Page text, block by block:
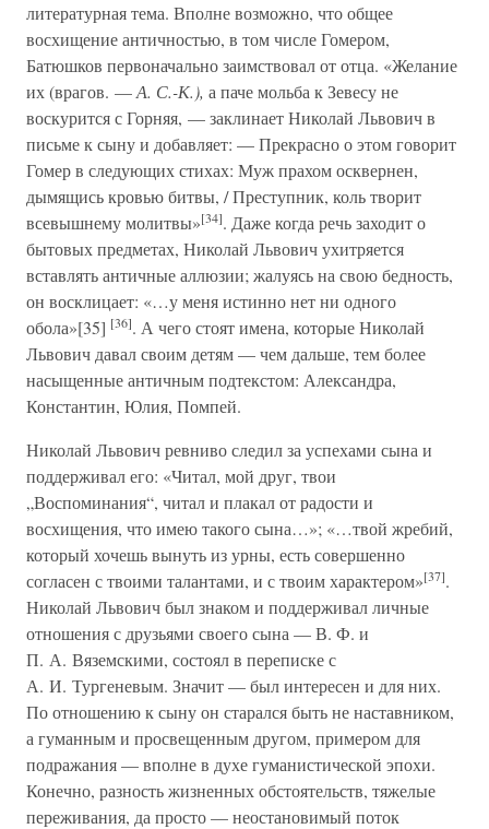
литературная тема. Вполне возможно, что общее
восхищение античностью, в том числе Гомером,
Батюшков первоначально заимствовал от отца. «Желание
их (врагов. —А. С.-К.), а паче мольба к Зевесу не
воскурится с Горняя, — заклинает Николай Львович в
письме к сыну и добавляет: — Прекрасно о этом говорит
Гомер в следующих стихах: Муж прахом осквернен,
дымящись кровью битвы, / Преступник, коль творит
всевышнему молитвы»[34]. Даже когда речь заходит о
бытовых предметах, Николай Львович ухитряется
вставлять античные аллюзии; жалуясь на свою бедность,
он восклицает: «…у меня истинно нет ни одного
обола»[35] [36]. А чего стоят имена, которые Николай
Львович давал своим детям — чем дальше, тем более
насыщенные античным подтекстом: Александра,
Константин, Юлия, Помпей.
Николай Львович ревниво следил за успехами сына и
поддерживал его: «Читал, мой друг, твои
„Воспоминания“, читал и плакал от радости и
восхищения, что имею такого сына…»; «…твой жребий,
который хочешь вынуть из урны, есть совершенно
согласен с твоими талантами, и с твоим характером»[37].
Николай Львович был знаком и поддерживал личные
отношения с друзьями своего сына — В. Ф. и
П. А. Вяземскими, состоял в переписке с
А. И. Тургеневым. Значит — был интересен и для них.
По отношению к сыну он старался быть не наставником,
а гуманным и просвещенным другом, примером для
подражания — вполне в духе гуманистической эпохи.
Конечно, разность жизненных обстоятельств, тяжелые
переживания, да просто — неостановимый поток